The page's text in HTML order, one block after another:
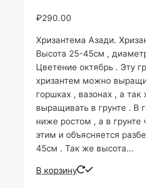
₽290.00
Хризантема Азади.
Высота 25-45см ,
Цветение октябрь . Эту
хризантем можно
горшках , вазонах , а
выращивать в грунте . В
ниже ростом , а в грунте
этим и объясняется
45см . Так же высота…
В корзину